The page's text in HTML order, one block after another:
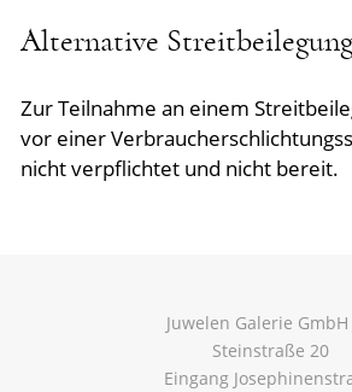
Alternative Streitbeilegung
Zur Teilnahme an einem
vor einer
nicht verpflichtet und nicht bereit.
Juwelen Galerie GmbH
Steinstraße 20
Eingang